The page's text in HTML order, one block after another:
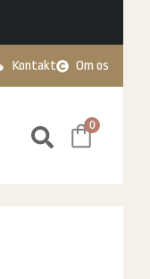
Kontakt Om os
0